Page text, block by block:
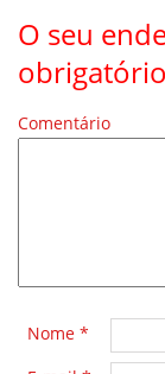
O seu
Comentário
Nome *